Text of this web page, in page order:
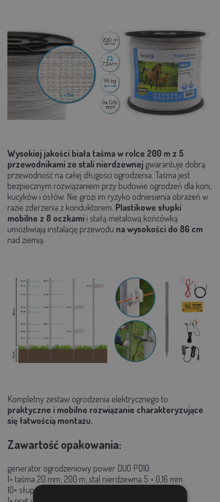
Wysokiej jakości biała taśma w rolce 200 m z 5
przewodnikami ze stali nierdzewnej gwarantuje dobrą
przewodność na całej długości ogrodzenia. Taśma jest
bezpiecznym rozwiązaniem przy budowie ogrodzeń dla koni,
kucyków i osłów. Nie grozi im ryzyko odniesienia obrażeń w
razie zderzenia z konduktorem. Plastikowe słupki
mobilne z 8 oczkami i stałą metalową końcówką
umożliwiają instalację przewodu na wysokości do 86 cm
nad ziemią.
Kompletny zestaw ogrodzenia elektrycznego to
praktyczne i mobilne rozwiązanie charakteryzujące
się łatwością montażu.
Zawartość opakowania:
generator ogrodzeniowy power DUO PD10
1× taśma 20 mm, 200 m, stal nierdzewna 5 × 0,16 mm
10× słupek 105 cm (86 cm nad ziemią), 8 oczek